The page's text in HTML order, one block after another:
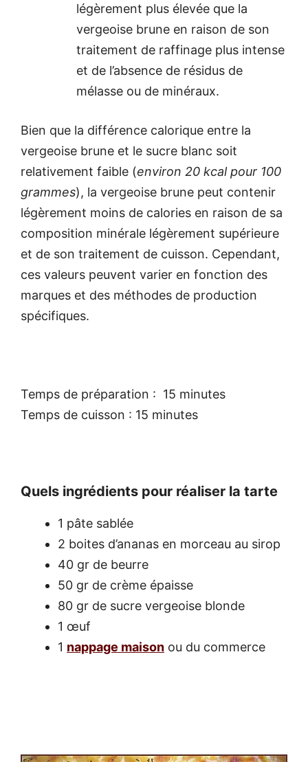
légèrement plus élevée que la
vergeoise brune en raison de son
traitement de raffinage plus intense
et de l’absence de résidus de
mélasse ou de minéraux.
Bien que la différence calorique entre la
vergeoise brune et le sucre blanc soit
relativement faible (environ 20 kcal pour 100
grammes), la vergeoise brune peut contenir
légèrement moins de calories en raison de sa
composition minérale légèrement supérieure
et de son traitement de cuisson. Cependant,
ces valeurs peuvent varier en fonction des
marques et des méthodes de production
spécifiques.
Temps de préparation : 15 minutes
Temps de cuisson : 15 minutes
Quels ingrédients pour réaliser la tarte
1 pâte sablée
2 boites d’ananas en morceau au sirop
40 gr de beurre
50 gr de crème épaisse
80 gr de sucre vergeoise blonde
1 œuf
1 nappage maison ou du commerce